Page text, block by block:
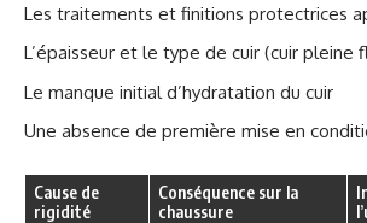
Les traitements et finitions protectrices
L’épaisseur et le type de cuir (cuir pleine
Le manque initial d’hydratation du cuir
Une absence de première mise en
Cause de
rigidité
Conséquence sur la
chaussure